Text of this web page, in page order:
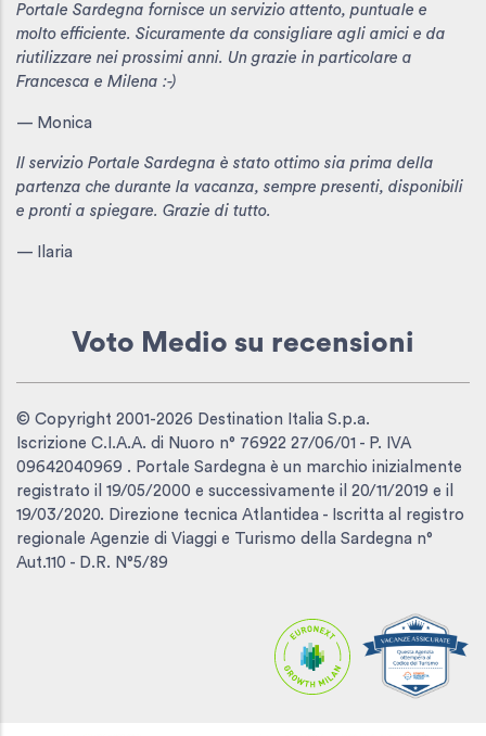
Portale Sardegna fornisce un servizio attento, puntuale e
molto efficiente. Sicuramente da consigliare agli amici e da
riutilizzare nei prossimi anni. Un grazie in particolare a
Francesca e Milena :-)
— Monica
Il servizio Portale Sardegna è stato ottimo sia prima della
partenza che durante la vacanza, sempre presenti, disponibili
e pronti a spiegare. Grazie di tutto.
— Ilaria
Voto Medio su recensioni
© Copyright 2001-2026 Destination Italia S.p.a.
Iscrizione C.I.A.A. di Nuoro n° 76922 27/06/01 - P. IVA
09642040969 . Portale Sardegna è un marchio inizialmente
registrato il 19/05/2000 e successivamente il 20/11/2019 e il
19/03/2020. Direzione tecnica Atlantidea - Iscritta al registro
regionale Agenzie di Viaggi e Turismo della Sardegna n°
Aut.110 - D.R. N°5/89